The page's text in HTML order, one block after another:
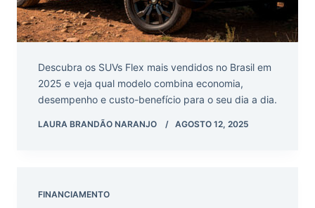
Descubra os SUVs Flex mais vendidos no Brasil em
2025 e veja qual modelo combina economia,
desempenho e custo-benefício para o seu dia a dia.
LAURA BRANDÃO NARANJO AGOSTO 12, 2025
FINANCIAMENTO